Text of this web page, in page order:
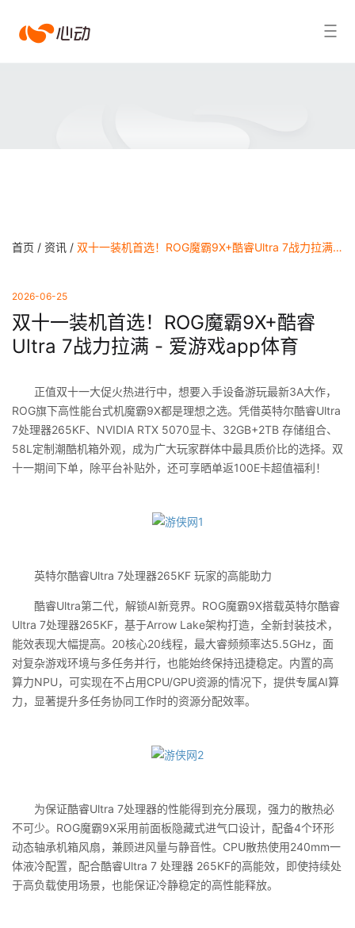
爱搜索结果
首页 / 资讯 / 双十一装机首选！ROG魔霸9X+酷睿Ultra 7战力拉满 - 爱游戏app体育
2026-06-25
双十一装机首选！ROG魔霸9X+酷睿
Ultra 7战力拉满 - 爱游戏app体育
正值双十一大促火热进行中，想要入手设备游玩最新3A大作，
ROG旗下高性能台式机魔霸9X都是理想之选。凭借英特尔酷睿Ultra
7处理器265KF、NVIDIA RTX 5070显卡、32GB+2TB 存储组合、
58L定制潮酷机箱外观，成为广大玩家群体中最具质价比的选择。双
十一期间下单，除平台补贴外，还可享晒单返100E卡超值福利！
英特尔酷睿Ultra 7处理器265KF 玩家的高能助力
酷睿Ultra第二代，解锁AI新竞界。ROG魔霸9X搭载英特尔酷睿
Ultra 7处理器265KF，基于Arrow Lake架构打造，全新封装技术，
能效表现大幅提高。20核心20线程，最大睿频频率达5.5GHz，面
对复杂游戏环境与多任务并行，也能始终保持迅捷稳定。内置的高
算力NPU，可实现在不占用CPU/GPU资源的情况下，提供专属AI算
力，显著提升多任务协同工作时的资源分配效率。
为保证酷睿Ultra 7处理器的性能得到充分展现，强力的散热必
不可少。ROG魔霸9X采用前面板隐藏式进气口设计，配备4个环形
动态轴承机箱风扇，兼顾进风量与静音性。CPU散热使用240mm一
体液冷配置，配合酷睿Ultra 7 处理器 265KF的高能效，即使持续处
于高负载使用场景，也能保证冷静稳定的高性能释放。